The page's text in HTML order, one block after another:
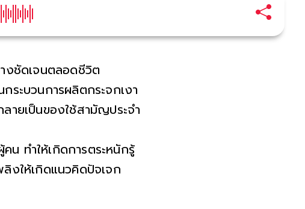
งชัดเจนตลอดชีวิต
ระบวนการผลิตกระจกเงา
ายเป็นของใช้สามัญประจำ
น ทำให้เกิดการตระหนักรู้
งให้เกิดแนวคิดปัจเจก